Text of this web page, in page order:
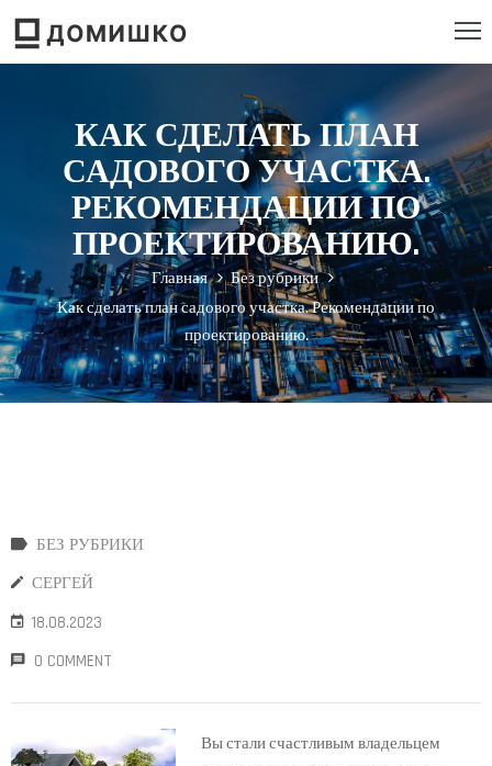
КАК СДЕЛАТЬ ПЛАН
САДОВОГО УЧАСТКА.
РЕКОМЕНДАЦИИ ПО
ПРОЕКТИРОВАНИЮ.
Главная
Без рубрики
Как сделать план садового участка. Рекомендации по
проектированию.
БЕЗ РУБРИКИ
СЕРГЕЙ
18.08.2023
0 COMMENT
Вы стали счастливым владельцем